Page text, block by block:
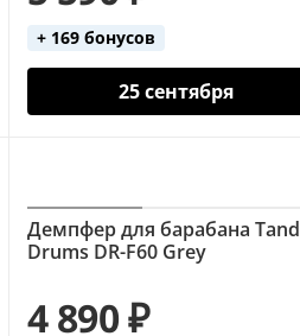
+ 169 бонусов
25 сентября
Демпфер для барабана
Drums DR-F60 Grey
4 890 ₽